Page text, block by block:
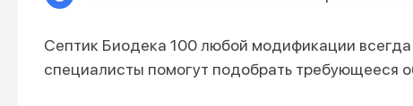
Септик Биодека 100 любой модификации
специалисты помогут подобрать требующееся